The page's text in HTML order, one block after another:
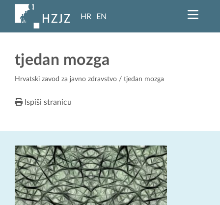
HR EN
tjedan mozga
Hrvatski zavod za javno zdravstvo / tjedan mozga
Ispiši stranicu